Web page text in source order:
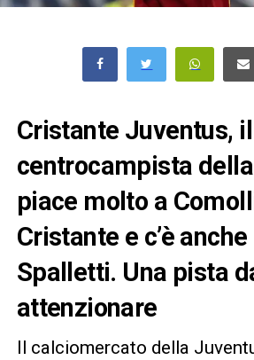
Cristante Juventus, il
centrocampista
piace molto a
Cristante e c’è anche
Spalletti. Una pista
attenzionare
Il calciomercato della